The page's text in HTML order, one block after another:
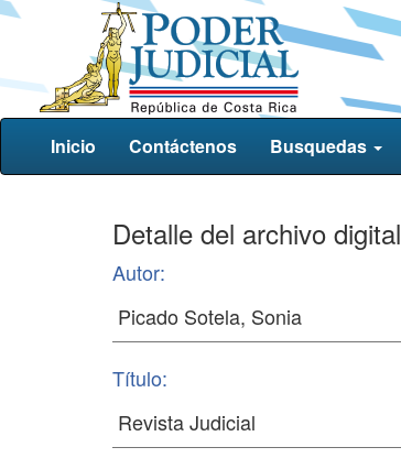
Inicio Contáctenos Busquedas
Detalle del archivo digital
Autor:
Título: